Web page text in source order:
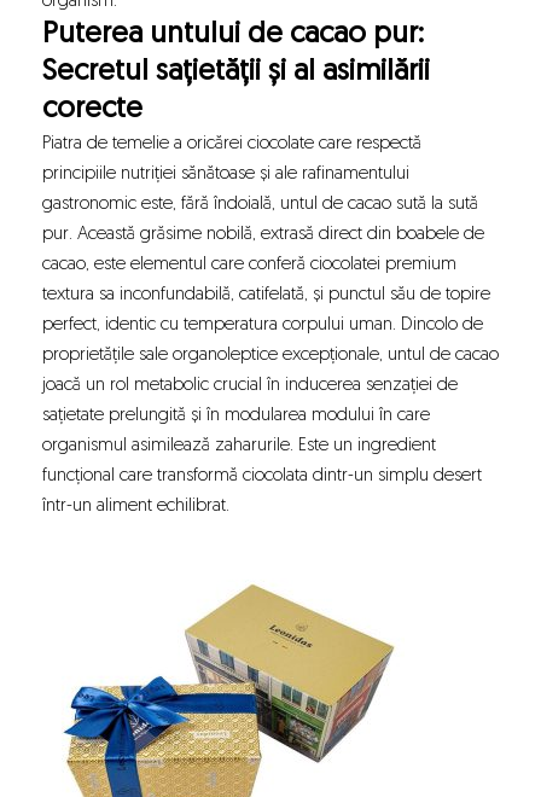
Puterea untului de cacao pur:
Secretul sațietății și al asimilării
corecte
Piatra de temelie a oricărei ciocolate care respectă
principiile nutriției sănătoase și ale rafinamentului
gastronomic este, fără îndoială, untul de cacao sută la sută
pur. Această grăsime nobilă, extrasă direct din boabele de
cacao, este elementul care conferă ciocolatei premium
textura sa inconfundabilă, catifelată, și punctul său de topire
perfect, identic cu temperatura corpului uman. Dincolo de
proprietățile sale organoleptice excepționale, untul de cacao
joacă un rol metabolic crucial în inducerea senzației de
sațietate prelungită și în modularea modului în care
organismul asimilează zaharurile. Este un ingredient
funcțional care transformă ciocolata dintr-un simplu desert
într-un aliment echilibrat.